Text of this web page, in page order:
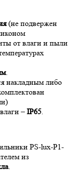
(не подвержен
от влаги и пыли
.
накладным либо
–IP65.
PS-lux-P1-
из
.